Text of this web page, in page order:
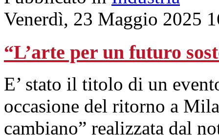
Venerdì, 23 Maggio 2025
“L’arte per un futuro
E’ stato il titolo di un
occasione del ritorno a
cambiano” realizzata dal